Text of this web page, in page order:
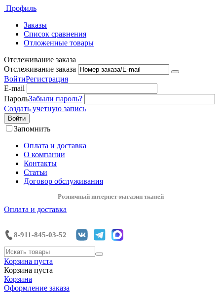
Профиль
Заказы
Список сравнения
Отложенные товары
Отслеживание заказа
Отслеживание заказа
ВойтиРегистрация
E-mail
ПарольЗабыли пароль?
Создать учетную запись
Войти
Запомнить
Оплата и доставка
О компании
Контакты
Статьи
Договор обслуживания
Розничный интернет-магазин тканей
Оплата и доставка
8-911-845-03-52
Корзина пуста
Корзина пуста
Корзина
Оформление заказа